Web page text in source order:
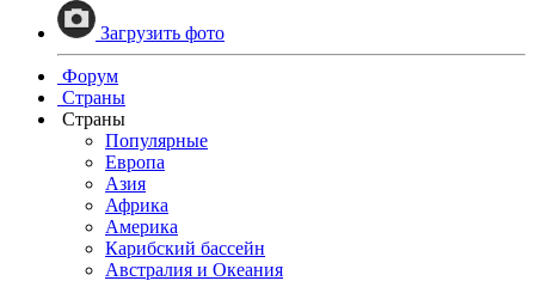
Загрузить фото
Форум
Страны
Страны
Популярные
Европа
Азия
Африка
Америка
Карибский бассейн
Австралия и Океания